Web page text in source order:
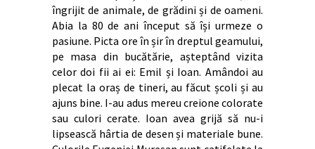
îngrijit de animale, de grădini și de oameni.
Abia la 80 de ani început să își urmeze o
pasiune. Picta ore în șir în dreptul geamului,
pe masa din bucătărie, așteptând vizita
celor doi fii ai ei: Emil și Ioan. Amândoi au
plecat la oraș de tineri, au făcut școli și au
ajuns bine. I-au adus mereu creione colorate
sau culori cerate. Ioan avea grijă să nu-i
lipsească hârtia de desen și materiale bune.